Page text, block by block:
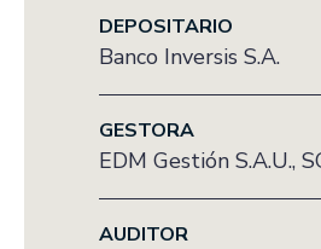
DEPOSITARIO
Banco Inversis S.A.
GESTORA
EDM Gestión S.A.U.,
AUDITOR